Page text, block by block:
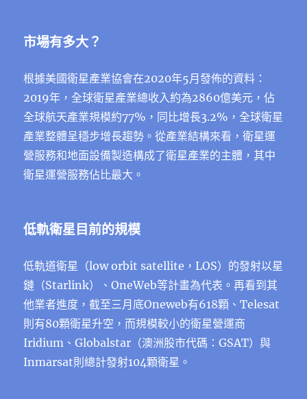
市場有多大？
根據美國衛星產業協會在2020年5月發佈的資料：
2019年，全球衛星產業總收入約為2860億美元，佔
全球航天產業規模約77%，同比增長3.2%，全球衛星
產業整體呈穩步增長趨勢。從產業結構來看，衛星運
營服務和地面設備製造構成了衛星產業的主體，其中
衛星運營服務佔比最大。
低軌衛星目前的規模
低軌道衛星（low orbit satellite，LOS）的發射以星
鏈（Starlink）、OneWeb等計畫為代表。再看到其
他業者進度，截至三月底Oneweb有618顆、Telesat
則有80顆衛星升空，而規模較小的衛星營運商
Iridium、Globalstar（澳洲股市代碼：GSAT）與
Inmarsat則總計發射104顆衛星。